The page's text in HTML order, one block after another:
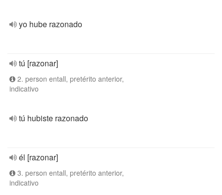
yo hube razonado
tú [razonar]
2. person entall, pretérito anterior,
indicativo
tú hubiste razonado
él [razonar]
3. person entall, pretérito anterior,
indicativo